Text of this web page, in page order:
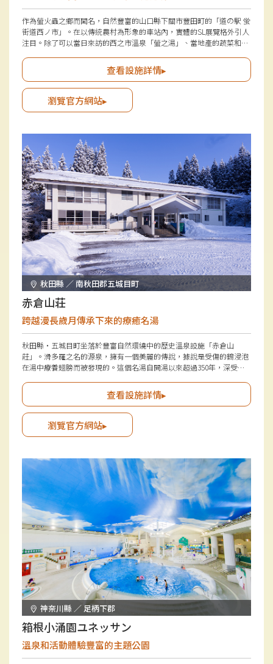
作為螢火蟲之鄉而聞名，自然豐富的山口縣下關市豐田町的「道の駅 蛍
街道西ノ市」。在以傳統農村為形象的車站內，實體的SL展覽格外引人
注目。除了可以當日來訪的西之市溫泉「螢之湯」、當地產的蔬菜和野
從各地慕名而來，非常熱鬧。查看設施詳情▸
瀏覽官方網站▸
秋田縣 ／ 南秋田郡五城目町
赤倉山荘
跨越漫長歲月傳承下來的療癒名湯
秋田縣・五城目町坐落於豐富自然環繞中的歷史溫泉設施「赤倉山
莊」。滑多羅之名的源泉，擁有一個美麗的傳說，據說是受傷的鶴浸泡
在湯中療養翅膀而被發現的。這個名湯自開湯以來超過350年，深受當
湯浴與餐點。
查看設施詳情▸
瀏覽官方網站▸
神奈川縣 ／ 足柄下郡
箱根小涌園ユネッサン
溫泉和活動體驗豐富的主題公園